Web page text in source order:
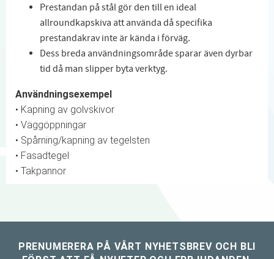
Prestandan på stål gör den till en ideal
allroundkapskiva att använda då specifika
prestandakrav inte är kända i förväg.
Dess breda användningsområde sparar även dyrbar
tid då man slipper byta verktyg.
Användningsexempel
• Kapning av golvskivor
• Väggöppningar
• Spårning/kapning av tegelsten
• Fasadtegel
• Takpannor
PRENUMERERA PÅ VÅRT NYHETSBREV OCH BLI